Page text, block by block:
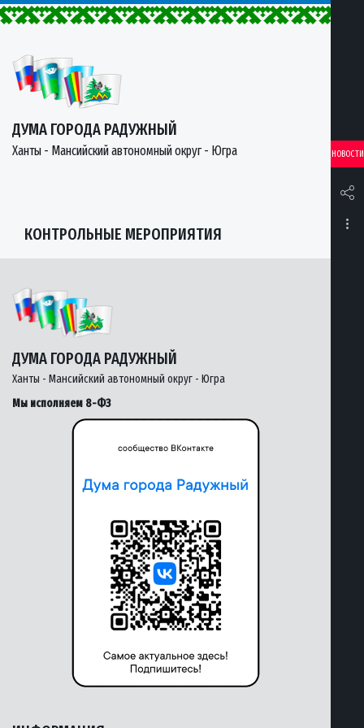
ДУМА ГОРОДА РАДУЖНЫЙ
Ханты - Мансийский автономный округ - Югра НОВОСТИ
КОНТРОЛЬНЫЕ МЕРОПРИЯТИЯ
ДУМА ГОРОДА РАДУЖНЫЙ
Ханты - Мансийский автономный округ - Югра
Мы исполняем 8-ФЗ